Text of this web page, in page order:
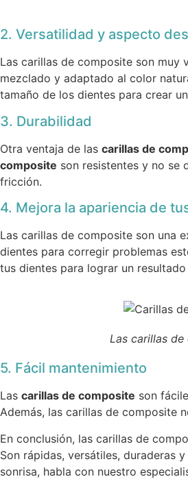
2. Versatilidad y aspecto
Las carillas de composite son muy
mezclado y adaptado al color
tamaño de los dientes para crear
3. Durabilidad
Otra ventaja de las carillas de
composite son resistentes y no se
fricción.
4. Mejora la apariencia de
Las carillas de composite son una
dientes para corregir problemas
tus dientes para lograr un
Las carillas
5. Fácil mantenimiento
Las carillas de composite son
Además, las carillas de composite
En conclusión, las carillas de
Son rápidas, versátiles, duraderas
sonrisa, habla con nuestro